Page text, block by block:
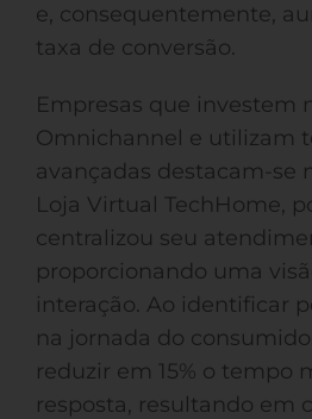
e, consequentemente,
taxa de conversão.
Empresas que investem
Omnichannel e utilizam
avançadas destacam-se
Loja Virtual TechHome,
centralizou seu
proporcionando uma
interação. Ao identificar
na jornada do
reduzir em 15% o tempo
resposta, resultando em